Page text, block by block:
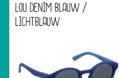
LOU DENIM BLAUW /
LICHTBLAUW